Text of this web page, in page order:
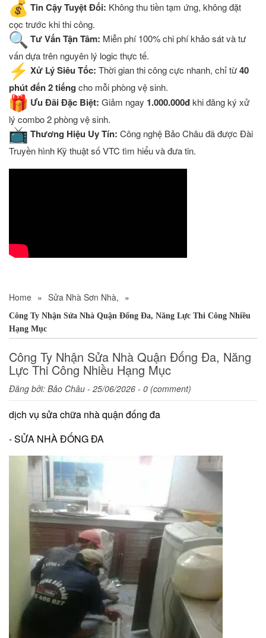
Tin Cậy Tuyệt Đối: Không thu tiền tạm ứng, không đặt
cọc trước khi thi công.
Tư Vấn Tận Tâm: Miễn phí 100% chi phí khảo sát và tư
vấn dựa trên nguyên lý logic thực tế.
Xử Lý Siêu Tốc: Thời gian thi công cực nhanh, chỉ từ40
phút đến 2 tiếng cho mỗi phòng vệ sinh.
Ưu Đãi Đặc Biệt: Giảm ngay 1.000.000đkhi đăng ký xử
lý combo 2 phòng vệ sinh.
Thương Hiệu Uy Tín: Công nghệ Bảo Châu đã được Đài
Truyền hình Kỹ thuật số VTC tìm hiểu và đưa tin.
Home » Sửa Nhà Sơn Nhà, »
Công Ty Nhận Sửa Nhà Quận Đống Đa, Năng Lực Thi Công Nhiều
Hạng Mục
Công Ty Nhận Sửa Nhà Quận Đống Đa, Năng
Lực Thi Công Nhiều Hạng Mục
Đăng bởi: Bảo Châu - 25/06/2026 - 0 (comment)
dịch vụ sửa chữa nhà quận đống đa
- SỬA NHÀ ĐỐNG ĐA